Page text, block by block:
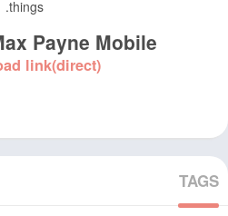
things.
Payne Mobile
link(direct)
TAGS